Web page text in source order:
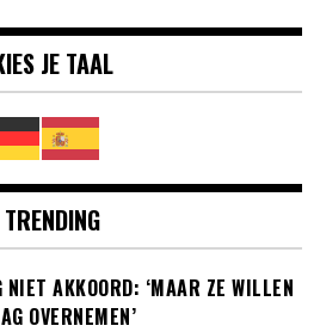
JE TAAL
TRENDING
NIET AKKOORD: ‘MAAR ZE WILLEN
OVERNEMEN’